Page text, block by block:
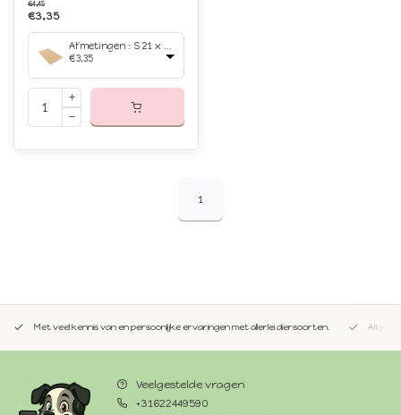
€4,45
€3,35
Afmetingen : S 21 x 35 cm 8 stuks
€3,35
1
Met veel kennis van en persoonlijke ervaringen met allerlei diersoorten. Altijd
Veelgestelde vragen
+31622449590